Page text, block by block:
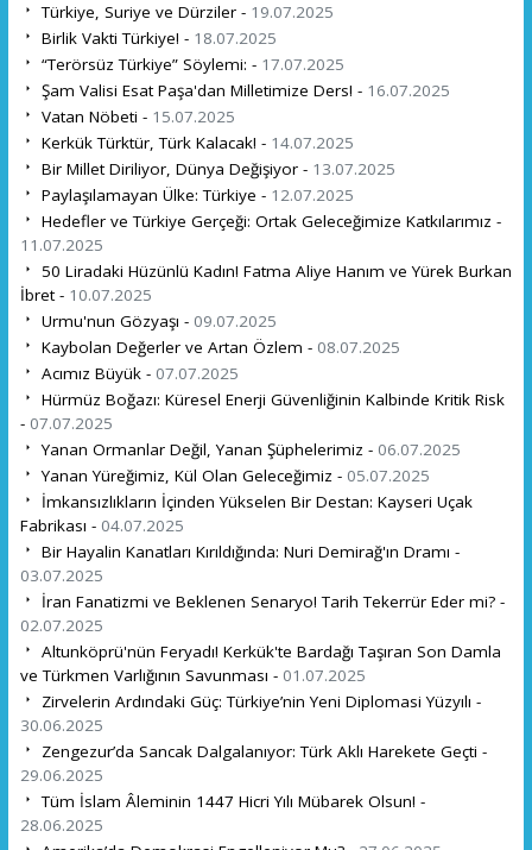
Türkiye, Suriye ve Dürziler - 19.07.2025
Birlik Vakti Türkiye! - 18.07.2025
“Terörsüz Türkiye” Söylemi: - 17.07.2025
Şam Valisi Esat Paşa'dan Milletimize Ders! - 16.07.2025
Vatan Nöbeti - 15.07.2025
Kerkük Türktür, Türk Kalacak! - 14.07.2025
Bir Millet Diriliyor, Dünya Değişiyor - 13.07.2025
Paylaşılamayan Ülke: Türkiye - 12.07.2025
Hedefler ve Türkiye Gerçeği: Ortak Geleceğimize Katkılarımız -
11.07.2025
50 Liradaki Hüzünlü Kadın! Fatma Aliye Hanım ve Yürek Burkan
İbret - 10.07.2025
Urmu'nun Gözyaşı - 09.07.2025
Kaybolan Değerler ve Artan Özlem - 08.07.2025
Acımız Büyük - 07.07.2025
Hürmüz Boğazı: Küresel Enerji Güvenliğinin Kalbinde Kritik Risk
- 07.07.2025
Yanan Ormanlar Değil, Yanan Şüphelerimiz - 06.07.2025
Yanan Yüreğimiz, Kül Olan Geleceğimiz - 05.07.2025
İmkansızlıkların İçinden Yükselen Bir Destan: Kayseri Uçak
Fabrikası - 04.07.2025
Bir Hayalin Kanatları Kırıldığında: Nuri Demirağ'ın Dramı -
03.07.2025
İran Fanatizmi ve Beklenen Senaryo! Tarih Tekerrür Eder mi? -
02.07.2025
Altunköprü'nün Feryadı! Kerkük'te Bardağı Taşıran Son Damla
ve Türkmen Varlığının Savunması - 01.07.2025
Zirvelerin Ardındaki Güç: Türkiye’nin Yeni Diplomasi Yüzyılı -
30.06.2025
Zengezur’da Sancak Dalgalanıyor: Türk Aklı Harekete Geçti -
29.06.2025
Tüm İslam Âleminin 1447 Hicri Yılı Mübarek Olsun! -
28.06.2025